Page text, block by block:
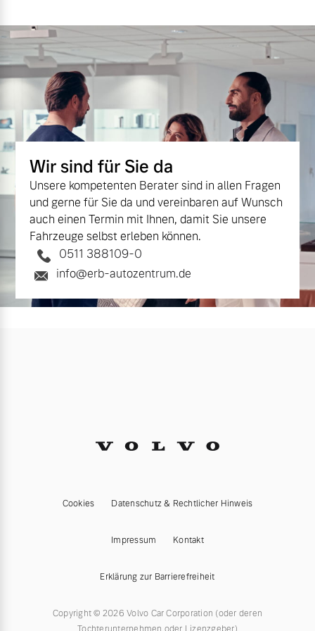
Mehr erfahren
Wir sind für Sie da
Unsere kompetenten Berater sind in allen Fragen
und gerne für Sie da und vereinbaren auf Wunsch
auch einen Termin mit Ihnen, damit Sie unsere
Fahrzeuge selbst erleben können.
0511 388109-0
info@erb-autozentrum.de
Cookies Datenschutz & Rechtlicher Hinweis
Impressum Kontakt
Erklärung zur Barrierefreiheit
Copyright © 2026 Volvo Car Corporation (oder deren
Tochterunternehmen oder Lizenzgeber)